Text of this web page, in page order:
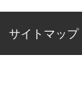
サイトマップ